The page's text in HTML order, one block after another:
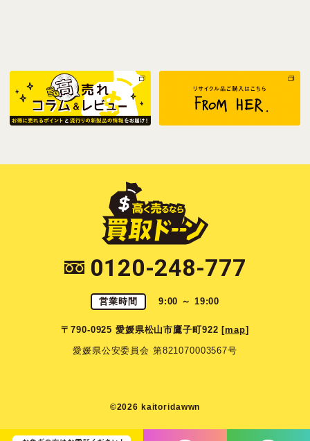
0120-248-777
営業時間 9:00 ～ 19:00
〒790-0925 愛媛県松山市鷹子町922 [map]
愛媛県公安委員会 第821070003567号
©2026 kaitoridawwn